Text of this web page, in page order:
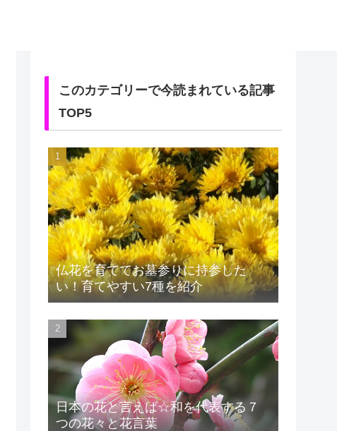
このカテゴリーで今読まれている記事
TOP5
仏花を育ててお墓参りに持参した
い！育てやすい7種を紹介
日本の花と言えば☆和を代表する７
つの花々と花言葉